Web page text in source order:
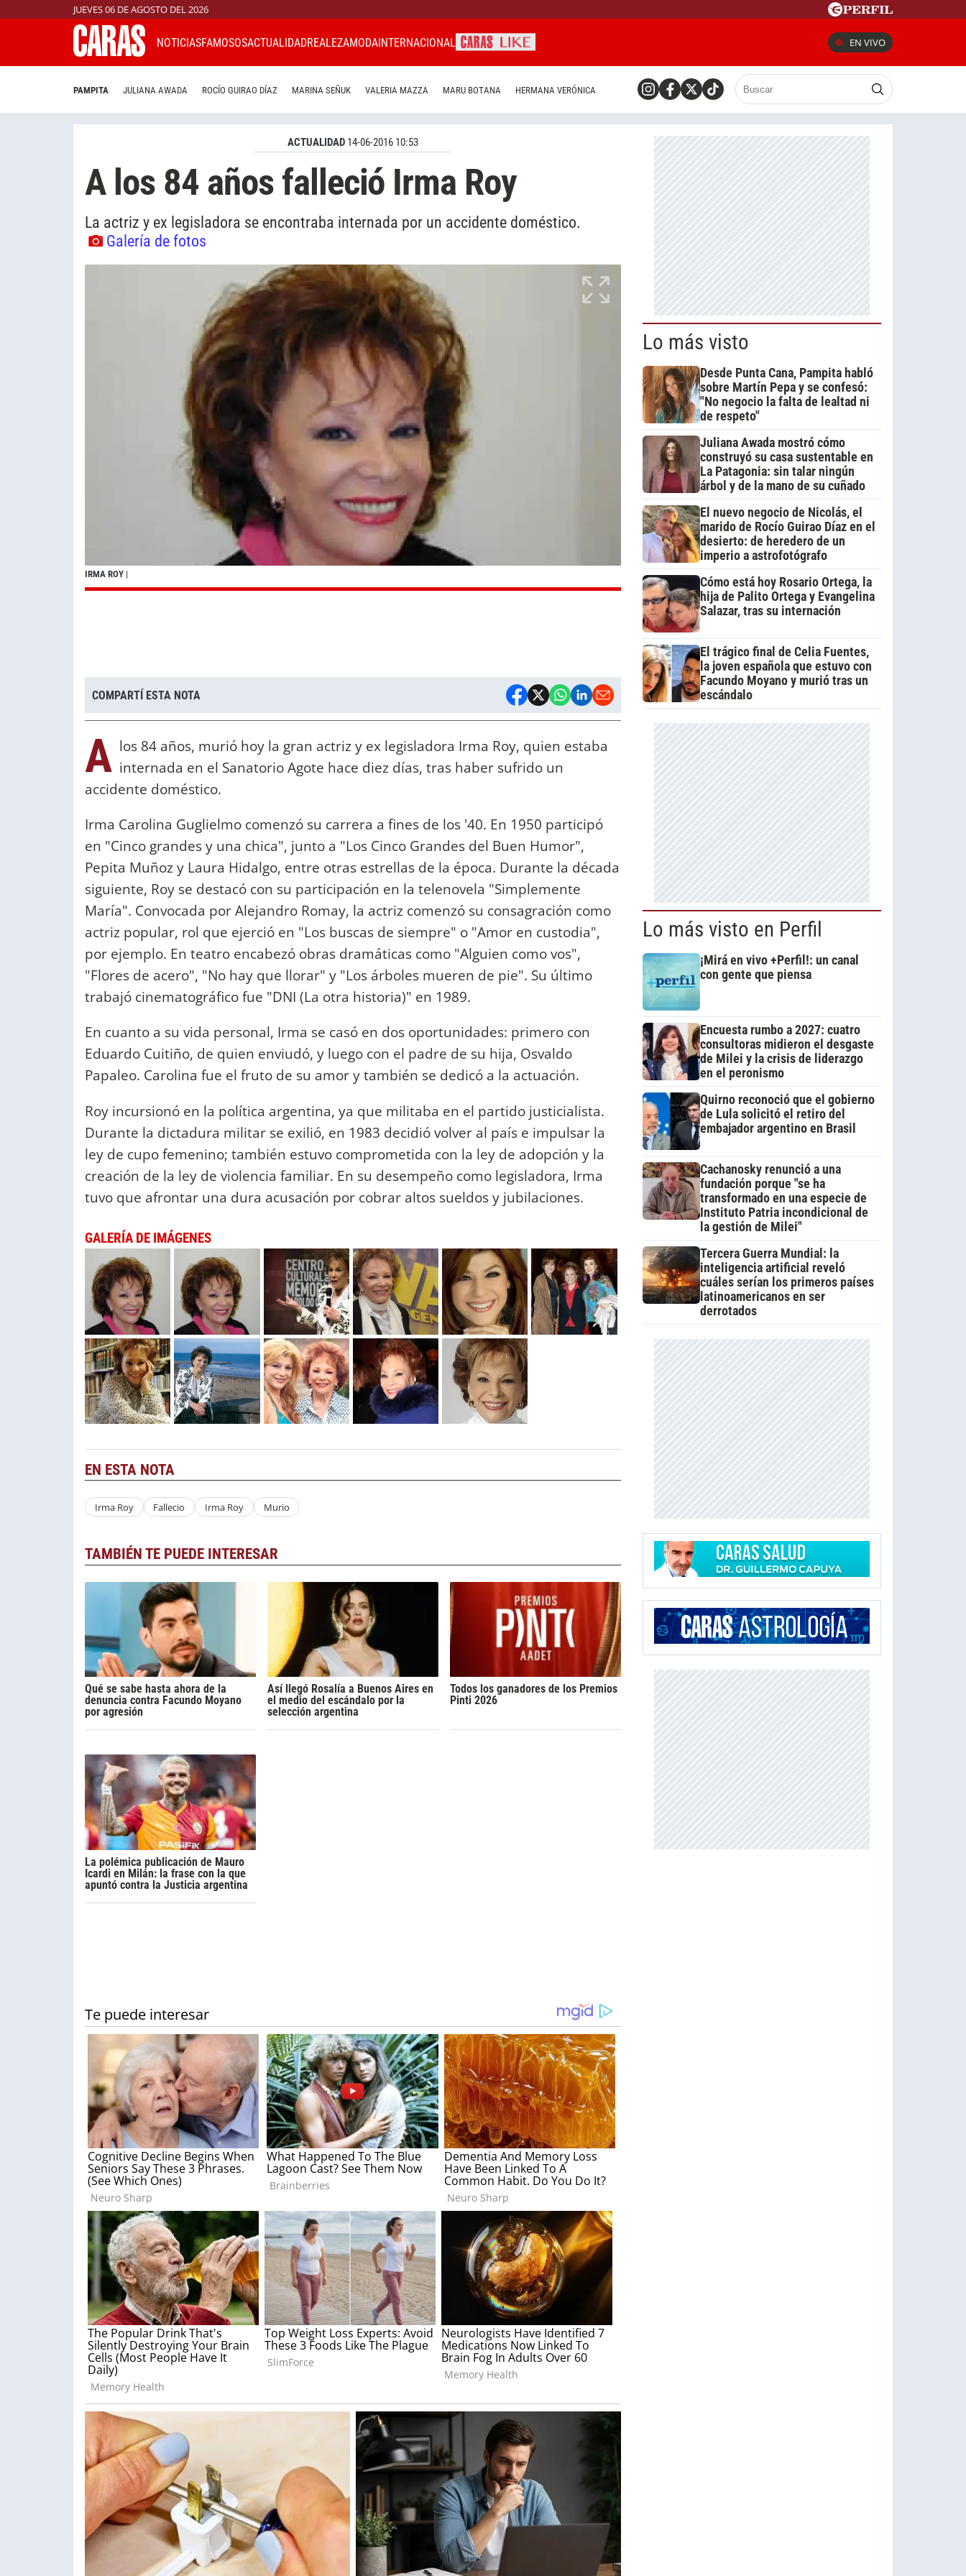
JUEVES 06 DE AGOSTO DEL 2026
NOTICIASFAMOSOSACTUALIDADREALEZAMODAINTERNACIONAL EN VIVO
PAMPITA JULIANA AWADA ROCÍO GUIRAO DÍAZ MARINA SEÑUK VALERIA MAZZA MARU BOTANA HERMANA VERÓNICA
ACTUALIDAD 14-06-2016 10:53
A los 84 años falleció Irma Roy
La actriz y ex legisladora se encontraba internada por un accidente doméstico.
Galería de fotos
IRMA ROY |
COMPARTÍ ESTA NOTA
A los 84 años, murió hoy la gran actriz y ex legisladora Irma Roy, quien estaba
internada en el Sanatorio Agote hace diez días, tras haber sufrido un
accidente doméstico.
Irma Carolina Guglielmo comenzó su carrera a fines de los '40. En 1950 participó
en "Cinco grandes y una chica", junto a "Los Cinco Grandes del Buen Humor",
Pepita Muñoz y Laura Hidalgo, entre otras estrellas de la época. Durante la década
siguiente, Roy se destacó con su participación en la telenovela "Simplemente
María". Convocada por Alejandro Romay, la actriz comenzó su consagración como
actriz popular, rol que ejerció en "Los buscas de siempre" o "Amor en custodia",
por ejemplo. En teatro encabezó obras dramáticas como "Alguien como vos",
"Flores de acero", "No hay que llorar" y "Los árboles mueren de pie". Su último
trabajó cinematográfico fue "DNI (La otra historia)" en 1989.
En cuanto a su vida personal, Irma se casó en dos oportunidades: primero con
Eduardo Cuitiño, de quien enviudó, y luego con el padre de su hija, Osvaldo
Papaleo. Carolina fue el fruto de su amor y también se dedicó a la actuación.
Roy incursionó en la política argentina, ya que militaba en el partido justicialista.
Durante la dictadura militar se exilió, en 1983 decidió volver al país e impulsar la
ley de cupo femenino; también estuvo comprometida con la ley de adopción y la
creación de la ley de violencia familiar. En su desempeño como legisladora, Irma
tuvo que afrontar una dura acusación por cobrar altos sueldos y jubilaciones.
GALERÍA DE IMÁGENES
EN ESTA NOTA
Irma Roy Fallecio Irma Roy Murio
TAMBIÉN TE PUEDE INTERESAR
Qué se sabe hasta ahora de la
denuncia contra Facundo Moyano
por agresión
Así llegó Rosalía a Buenos Aires en
el medio del escándalo por la
selección argentina
Todos los ganadores de los Premios
Pinti 2026
La polémica publicación de Mauro
Icardi en Milán: la frase con la que
apuntó contra la Justicia argentina
Lo más visto
Desde Punta Cana, Pampita habló
sobre Martín Pepa y se confesó:
"No negocio la falta de lealtad ni
de respeto"
Juliana Awada mostró cómo
construyó su casa sustentable en
La Patagonia: sin talar ningún
árbol y de la mano de su cuñado
El nuevo negocio de Nicolás, el
marido de Rocío Guirao Díaz en el
desierto: de heredero de un
imperio a astrofotógrafo
Cómo está hoy Rosario Ortega, la
hija de Palito Ortega y Evangelina
Salazar, tras su internación
El trágico final de Celia Fuentes,
la joven española que estuvo con
Facundo Moyano y murió tras un
escándalo
Lo más visto en Perfil
¡Mirá en vivo +Perfil!: un canal
con gente que piensa
Encuesta rumbo a 2027: cuatro
consultoras midieron el desgaste
de Milei y la crisis de liderazgo
en el peronismo
Quirno reconoció que el gobierno
de Lula solicitó el retiro del
embajador argentino en Brasil
Cachanosky renunció a una
fundación porque "se ha
transformado en una especie de
Instituto Patria incondicional de
la gestión de Milei"
Tercera Guerra Mundial: la
inteligencia artificial reveló
cuáles serían los primeros países
latinoamericanos en ser
derrotados